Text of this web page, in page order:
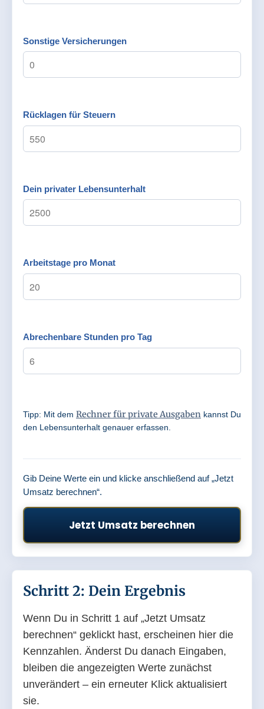
Sonstige Versicherungen
Rücklagen für Steuern
Dein privater Lebensunterhalt
Arbeitstage pro Monat
Abrechenbare Stunden pro Tag
Tipp: Mit dem Rechner für private Ausgaben kannst Du
den Lebensunterhalt genauer erfassen.
Gib Deine Werte ein und klicke anschließend auf „Jetzt
Umsatz berechnen“.
Jetzt Umsatz berechnen
Schritt 2: Dein Ergebnis
Wenn Du in Schritt 1 auf „Jetzt Umsatz
berechnen“ geklickt hast, erscheinen hier die
Kennzahlen. Änderst Du danach Eingaben,
bleiben die angezeigten Werte zunächst
unverändert – ein erneuter Klick aktualisiert
sie.